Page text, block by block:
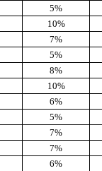
5%
10%
7%
5%
8%
10%
6%
5%
7%
7%
6%